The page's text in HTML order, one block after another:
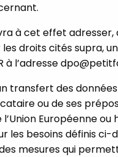
à cet effet adresser,
droits cités supra,
à l’adresse
transfert des
ou de ses
Européenne ou
les besoins définis ci-
mesures qui